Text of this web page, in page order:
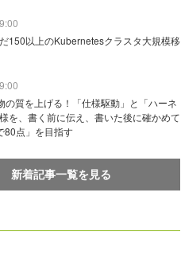
150以上のKubernetesクラスタ大規模移
の質を上げる！「仕様駆動」と「ハーネ
を、書く前に伝え、書いた後に確かめて
80点」を目指す
新着記事一覧を見る